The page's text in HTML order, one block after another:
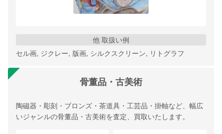
他 取扱い例
セル画, ジクレー, 版画, シルクスクリーン, リトグラフ
骨董品・古美術
陶磁器・彫刻・ブロンズ・茶道具・工芸品・掛軸など、幅広
いジャンルの骨董品・古美術を査定、買取いたします。